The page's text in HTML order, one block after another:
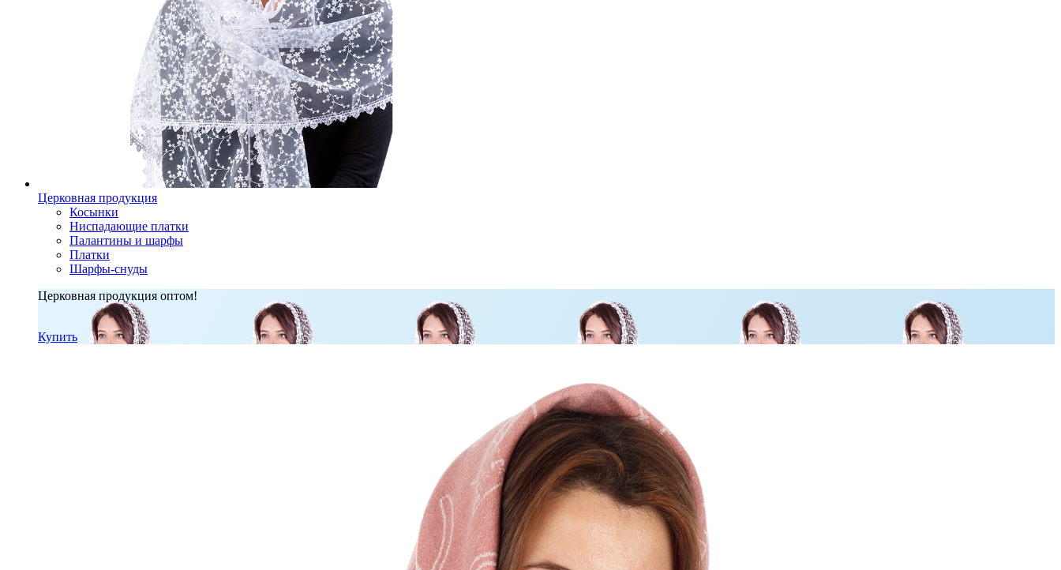
Церковная продукция
Косынки
Ниспадающие платки
Палантины и шарфы
Платки
Шарфы-снуды
Церковная продукция оптом!
Купить